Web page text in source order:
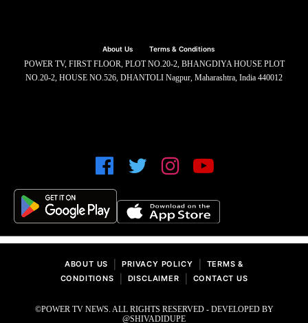
About Us Terms & Conditions
POWER TV, FIRST FLOOR, PLOT NO.20-2, BHANGDIYA HOUSE PLOT
NO.20-2, HOUSE NO.526, DHANTOLI Nagpur, Maharashtra, India 440012
ABOUT US PRIVACY POLICY
TERMS &
CONDITIONS
DISCLAIMER CONTACT US
©POWER TV NEWS. ALL RIGHTS RESERVED - DEVELOPED BY
@SHIVADIDUPE